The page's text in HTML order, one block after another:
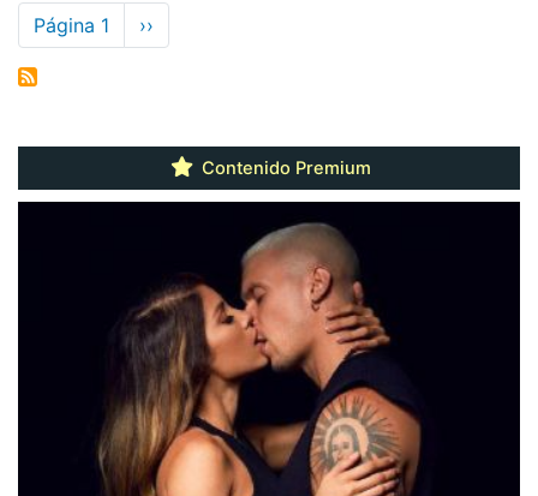
Paginación
Página 1
Siguiente
página
››
Contenido Premium